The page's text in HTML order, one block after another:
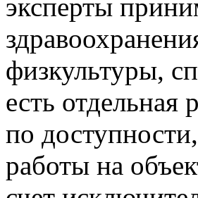
эксперты
физкультуры,
есть отдельная
по
работы на